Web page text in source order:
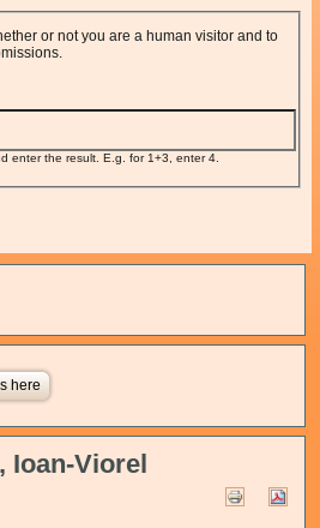
or not you are a human visitor and to
enter the result. E.g. for 1+3, enter 4.
here
Ioan-Viorel